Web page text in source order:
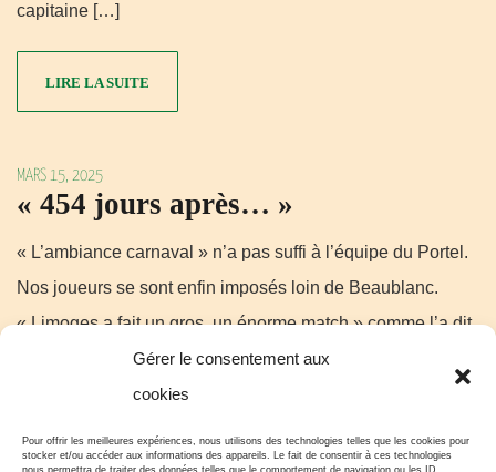
Gérer le consentement aux
cookies
Pour offrir les meilleures expériences, nous utilisons des technologies telles que les cookies pour
stocker et/ou accéder aux informations des appareils. Le fait de consentir à ces technologies
nous permettra de traiter des données telles que le comportement de navigation ou les ID
capitaine […]
LIRE LA SUITE
MARS 15, 2025
« 454 jours après… »
« L’ambiance carnaval » n’a pas suffi à l’équipe du Portel.
Nos joueurs se sont enfin imposés loin de Beaublanc.
« Limoges a fait un gros, un énorme match » comme l’a dit
Claude Bergeaud ! Cf. Noa.Basket:
https://www.france.tv/france-3/nouvelle-aquitaine/noa-
partenaires de Nicolas Lang, MVP de la rencontre (21 pts à